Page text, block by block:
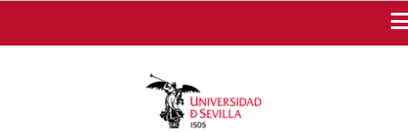
contenido